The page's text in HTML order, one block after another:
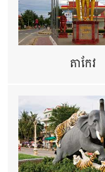
តាកែវ